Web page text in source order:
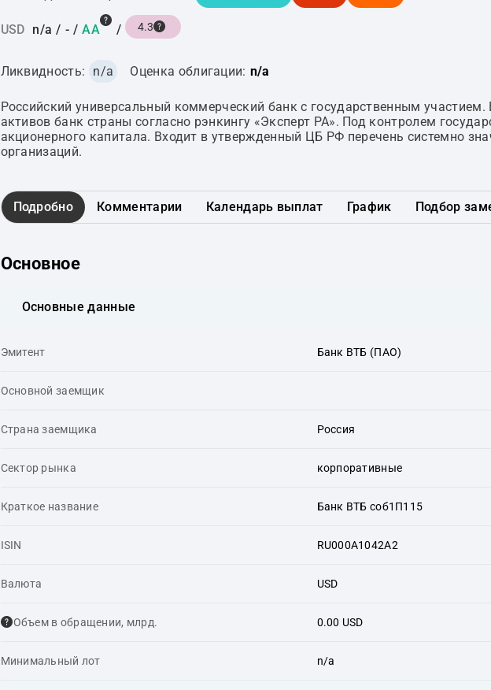
USD n/a / - / AA / 4.3
Ликвидность: n/a Оценка облигации: n/a
Российский универсальный коммерческий банк с государственным участием.
активов банк страны согласно рэнкингу «Эксперт РА». Под контролем
акционерного капитала. Входит в утвержденный ЦБ РФ перечень системно
организаций.
Подробно Комментарии Календарь выплат График Подбор
Основное
Основные данные
Эмитент Банк ВТБ (ПАО)
Основной заемщик
Страна заемщика Россия
Сектор рынка корпоративные
Краткое название Банк ВТБ соб1П115
ISIN RU000A1042A2
Валюта USD
Объем в обращении, млрд. 0.00 USD
Минимальный лот n/a